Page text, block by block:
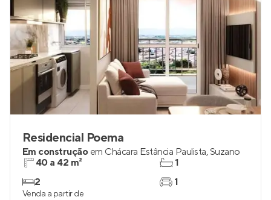
Residencial Poema
Em construção em Chácara Estância Paulista,Suzano
40 a 42 m²
2
1
1
Venda a partir de